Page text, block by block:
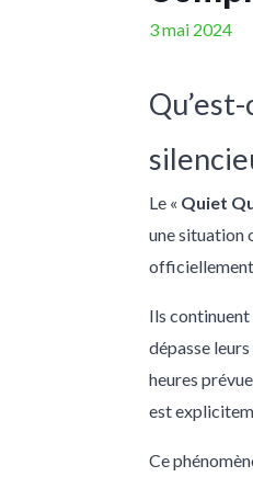
3 mai 2024
Le « Quiet
une situation
Ils
dépasse
heures
est
Ce